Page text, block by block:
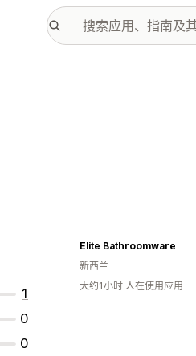
1
0
0
Elite Bathroomware
新西兰
大约1小时 人在使用应用